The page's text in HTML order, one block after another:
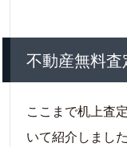
不動産無料査
ここまで机上査
いて紹介しました